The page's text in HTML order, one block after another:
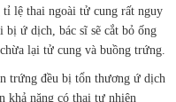
lệ thai ngoài tử cung rất nguy
bị ứ dịch, bác sĩ sẽ cắt bỏ ống
lại tử cung và buồng trứng.
trứng đều bị tổn thương ứ dịch
khả năng có thai tự nhiên